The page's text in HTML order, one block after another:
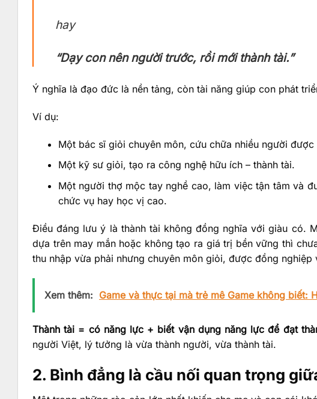
hay
“Dạy con nên người trước, rồi mới thành tài.”
Ý nghĩa là đạo đức là nền tảng, còn tài năng giúp con phát
Ví dụ:
Một bác sĩ giỏi chuyên môn, cứu chữa nhiều người được
Một kỹ sư giỏi, tạo ra công nghệ hữu ích – thành tài.
Một người thợ mộc tay nghề cao, làm việc tận tâm và
chức vụ hay học vị cao.
Điều đáng lưu ý là thành tài không đồng nghĩa với giàu có.
dựa trên may mắn hoặc không tạo ra giá trị bền vững thì
thu nhập vừa phải nhưng chuyên môn giỏi, được đồng
Xem thêm: Game và thực tại mà trẻ mê Game không biết:
Thành tài = có năng lực + biết vận dụng năng lực để đạt
người Việt, lý tưởng là vừa thành người, vừa thành tài.
2. Bình đẳng là cầu nối quan trọng